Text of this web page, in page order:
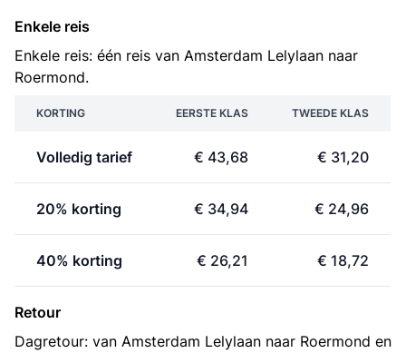
Enkele reis
Enkele reis: één reis van Amsterdam Lelylaan naar
Roermond.
KORTING EERSTE KLAS TWEEDE KLAS
Volledig tarief € 43,68 € 31,20
20% korting € 34,94 € 24,96
40% korting € 26,21 € 18,72
Retour
Dagretour: van Amsterdam Lelylaan naar Roermond en